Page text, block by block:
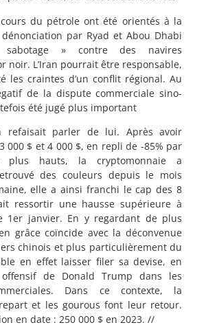
du pétrole ont été orientés à la
par Ryad et Abou Dhabi
» contre des navires
noir. L’Iran pourrait être responsable,
les craintes d’un conflit régional. Au
de la dispute commerciale sino-
été jugé plus important
refaisait parler de lui. Après avoir
000 $ et 4 000 $, en repli de -85% par
hauts, la cryptomonnaie a
des couleurs depuis le mois
elle a ainsi franchi le cap des 8
ressortir une hausse supérieure à
1er janvier. En y regardant de plus
grâce coïncide avec la déconvenue
chinois et plus particulièrement du
en effet laisser filer sa devise, en
de Donald Trump dans les
Dans ce contexte, la
et les gourous font leur retour.
en date : 250 000 $ en 2023. //